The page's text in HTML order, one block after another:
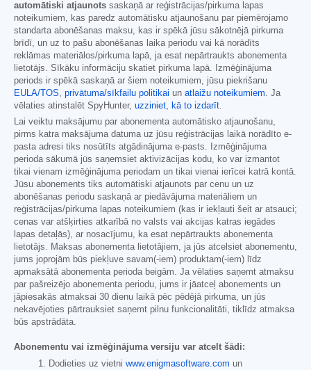
automātiski atjaunots saskaņā ar reģistrācijas/pirkuma lapas
noteikumiem, kas paredz automātisku atjaunošanu par piemērojamo
standarta abonēšanas maksu, kas ir spēkā jūsu sākotnējā pirkuma
brīdī, un uz to pašu abonēšanas laika periodu vai kā norādīts
reklāmas materiālos/pirkuma lapā, ja esat nepārtraukts abonementa
lietotājs. Sīkāku informāciju skatiet pirkuma lapā. Izmēģinājuma
periods ir spēkā saskaņā ar šiem noteikumiem, jūsu piekrišanu
EULA/TOS, privātuma/sīkfailu politikai un atlaižu noteikumiem. Ja
vēlaties atinstalēt SpyHunter, uzziniet, kā to izdarīt.
Lai veiktu maksājumu par abonementa automātisko atjaunošanu,
pirms katra maksājuma datuma uz jūsu reģistrācijas laikā norādīto e-
pasta adresi tiks nosūtīts atgādinājuma e-pasts. Izmēģinājuma
perioda sākumā jūs saņemsiet aktivizācijas kodu, ko var izmantot
tikai vienam izmēģinājuma periodam un tikai vienai ierīcei katrā kontā.
Jūsu abonements tiks automātiski atjaunots par cenu un uz
abonēšanas periodu saskaņā ar piedāvājuma materiāliem un
reģistrācijas/pirkuma lapas noteikumiem (kas ir iekļauti šeit ar atsauci;
cenas var atšķirties atkarībā no valsts vai akcijas katras iegādes
lapas detaļās), ar nosacījumu, ka esat nepārtraukts abonementa
lietotājs. Maksas abonementa lietotājiem, ja jūs atcelsiet abonementu,
jums joprojām būs piekļuve savam(-iem) produktam(-iem) līdz
apmaksātā abonementa perioda beigām. Ja vēlaties saņemt atmaksu
par pašreizējo abonementa periodu, jums ir jāatceļ abonements un
jāpiesakās atmaksai 30 dienu laikā pēc pēdējā pirkuma, un jūs
nekavējoties pārtrauksiet saņemt pilnu funkcionalitāti, tiklīdz atmaksa
būs apstrādāta.
Abonementu vai izmēģinājuma versiju var atcelt šādi:
Dodieties uz vietni www.enigmasoftware.com un